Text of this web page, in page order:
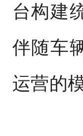
台构建
伴随车
运营的